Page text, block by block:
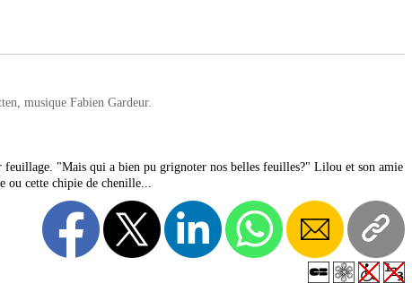
musique Fabien Gardeur.
"Mais qui a bien pu grignoter nos belles feuilles?" Lilou et son amie
ou cette chipie de chenille...